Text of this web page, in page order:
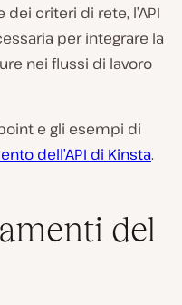
criteri di rete, l’API
per integrare la
nei flussi di lavoro
e gli esempi di
dell’API di Kinsta.
del